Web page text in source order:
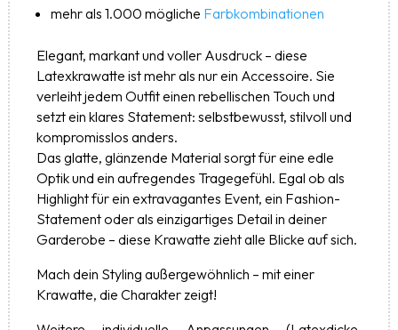
mehr als 1.000 mögliche Farbkombinationen
Elegant, markant und voller Ausdruck – diese
Latexkrawatte ist mehr als nur ein Accessoire. Sie
verleiht jedem Outfit einen rebellischen Touch und
setzt ein klares Statement: selbstbewusst, stilvoll und
kompromisslos anders.
Das glatte, glänzende Material sorgt für eine edle
Optik und ein aufregendes Tragegefühl. Egal ob als
Highlight für ein extravagantes Event, ein Fashion-
Statement oder als einzigartiges Detail in deiner
Garderobe – diese Krawatte zieht alle Blicke auf sich.
Mach dein Styling außergewöhnlich – mit einer
Krawatte, die Charakter zeigt!